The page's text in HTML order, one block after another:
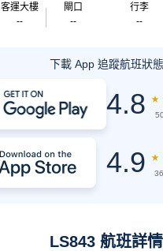
客運大樓
--
閘口
--
行李
--
下載 App 追蹤航班狀態
4.8 ★
4.9 ★
LS843 航班詳情